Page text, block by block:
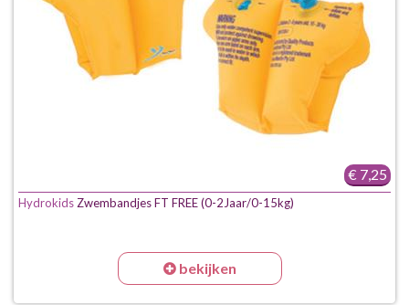
€ 7,25
Hydrokids Zwembandjes FT FREE (0-2Jaar/0-15kg)
bekijken